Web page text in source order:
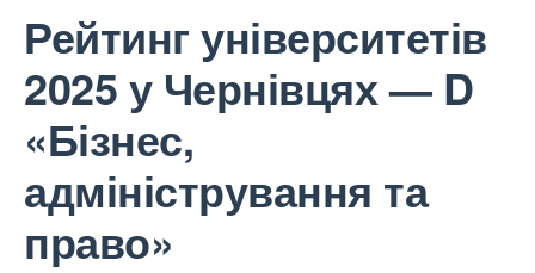
Рейтинг університетів
2025 у Чернівцях — D
«Бізнес,
адміністрування та
право»